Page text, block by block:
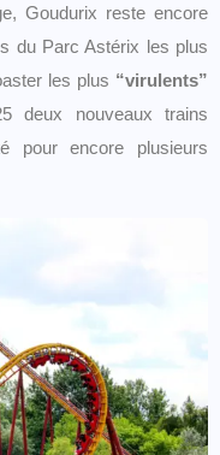
Goudurix reste encore
du Parc Astérix les plus
les plus “virulents”
deux nouveaux trains
pour encore plusieurs